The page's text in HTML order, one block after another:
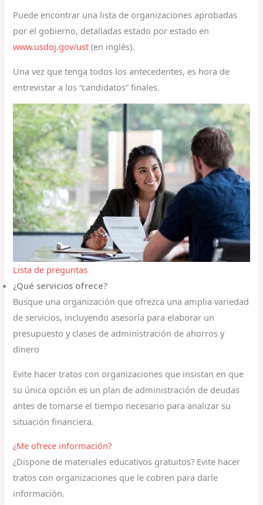
Puede encontrar una lista de organizaciones aprobadas
por el gobierno, detalladas estado por estado en
www.usdoj.gov/ust(en inglés).
Una vez que tenga todos los antecedentes, es hora de
entrevistar a los “candidatos” finales.
Lista de preguntas
¿Qué servicios ofrece?
Busque una organización que ofrezca una amplia variedad
de servicios, incluyendo asesoría para elaborar un
presupuesto y clases de administración de ahorros y
dinero
Evite hacer tratos con organizaciones que insistan en que
su única opción es un plan de administración de deudas
antes de tomarse el tiempo necesario para analizar su
situación financiera.
¿Me ofrece información?
¿Dispone de materiales educativos gratuitos? Evite hacer
tratos con organizaciones que le cobren para darle
información.